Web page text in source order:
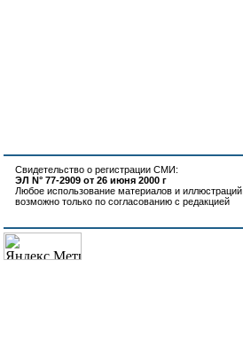
Свидетельство о регистрации СМИ:
ЭЛ N° 77-2909 от 26 июня 2000 г
Любое использование материалов и иллюстраций
возможно только по согласованию с редакцией